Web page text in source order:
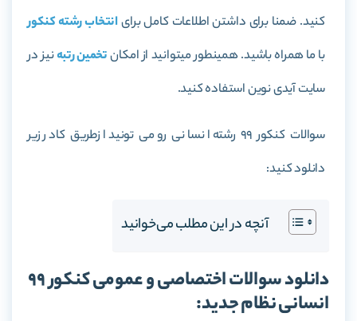
کنید. ضمنا برای داشتن اطلاعات کامل برایانتخاب رشته کنکور
با ما همراه باشید. همینطور میتوانید از امکانتخمین رتبهنیز در
سایت آیدی نوین استفاده کنید.
سوالات کنکور 99 رشته انسانی رو می تونید ازطریق کادر زیر
دانلود کنید:
آنچه در این مطلب می‌خوانید
دانلود سوالات اختصاصی و عمومی کنکور 99
انسانی نظام جدید: